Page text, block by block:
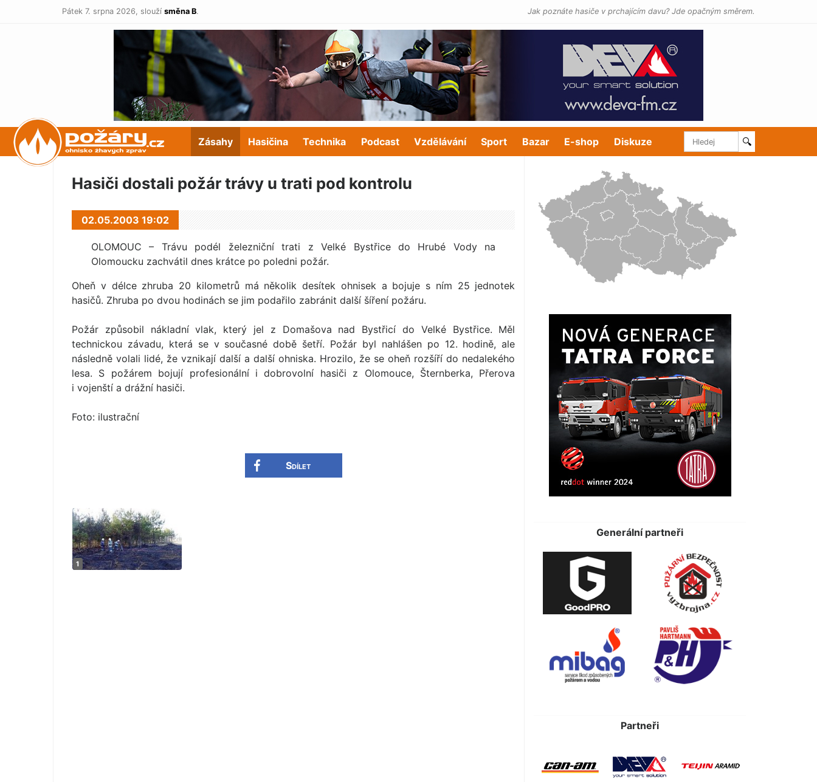
Pátek 7. srpna 2026, slouží směna B. Jak poznáte hasiče v prchajícím davu? Jde opačným směrem.
POŽÁRY.cz Zásahy Hasičina Technika Podcast Vzdělávání Sport Bazar E-shop Diskuze 🔍
Hasiči dostali požár trávy u trati pod kontrolu
02.05.2003 19:02
OLOMOUC – Trávu podél železniční trati z Velké Bystřice do Hrubé Vody na
Olomoucku zachvátil dnes krátce po poledni požár.
Oheň v délce zhruba 20 kilometrů má několik desítek ohnisek a bojuje s ním 25 jednotek
hasičů. Zhruba po dvou hodinách se jim podařilo zabránit další šíření požáru.
Požár způsobil nákladní vlak, který jel z Domašova nad Bystřicí do Velké Bystřice. Měl
technickou závadu, která se v současné době šetří. Požár byl nahlášen po 12. hodině, ale
následně volali lidé, že vznikají další a další ohniska. Hrozilo, že se oheň rozšíří do nedalekého
lesa. S požárem bojují profesionální i dobrovolní hasiči z Olomouce, Šternberka, Přerova
i vojenští a drážní hasiči.
Foto: ilustrační
Sdílet
Generální partneři
Partneři